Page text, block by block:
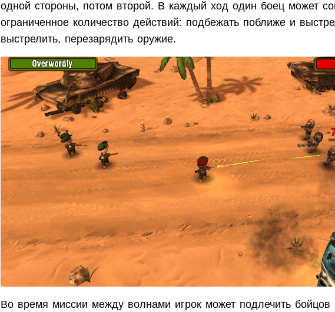
одной стороны, потом второй. В каждый ход один боец может
ограниченное количество действий: подбежать поближе и
выстрелить, перезарядить оружие.
Во время миссии между волнами игрок может подлечить бойцов